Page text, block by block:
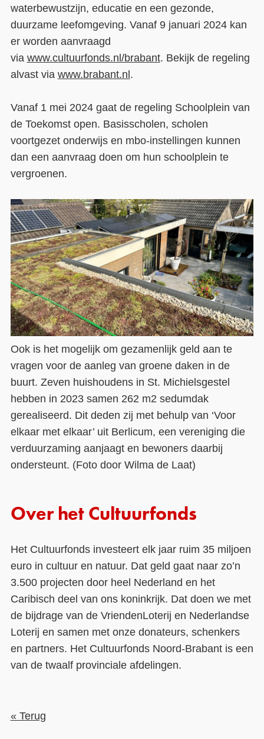
waterbewustzijn, educatie en een gezonde,
duurzame leefomgeving. Vanaf 9 januari 2024 kan
er worden aanvraagd
via www.cultuurfonds.nl/brabant. Bekijk de regeling
alvast via www.brabant.nl.
Vanaf 1 mei 2024 gaat de regeling Schoolplein van
de Toekomst open. Basisscholen, scholen
voortgezet onderwijs en mbo-instellingen kunnen
dan een aanvraag doen om hun schoolplein te
vergroenen.
Ook is het mogelijk om gezamenlijk geld aan te
vragen voor de aanleg van groene daken in de
buurt. Zeven huishoudens in St. Michielsgestel
hebben in 2023 samen 262 m2 sedumdak
gerealiseerd. Dit deden zij met behulp van ‘Voor
elkaar met elkaar’ uit Berlicum, een vereniging die
verduurzaming aanjaagt en bewoners daarbij
ondersteunt. (Foto door Wilma de Laat)
Over het Cultuurfonds
Het Cultuurfonds investeert elk jaar ruim 35 miljoen
euro in cultuur en natuur. Dat geld gaat naar zo’n
3.500 projecten door heel Nederland en het
Caribisch deel van ons koninkrijk. Dat doen we met
de bijdrage van de VriendenLoterij en Nederlandse
Loterij en samen met onze donateurs, schenkers
en partners. Het Cultuurfonds Noord-Brabant is een
van de twaalf provinciale afdelingen.
« Terug